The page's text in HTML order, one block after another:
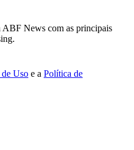
ABF News com as principais
Uso e a Política de